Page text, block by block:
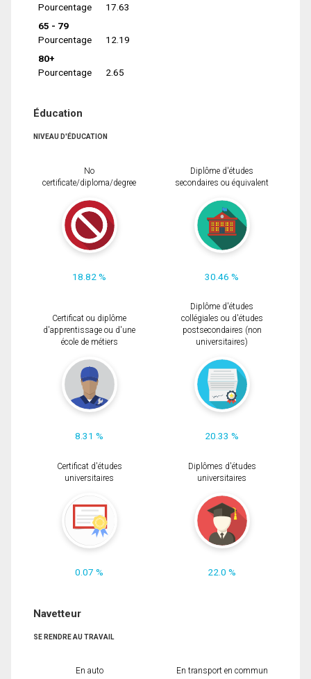
Pourcentage
17.63
65 - 79
Pourcentage
12.19
80+
Pourcentage
2.65
Éducation
NIVEAU D'ÉDUCATION
No
certificate/diploma/degree
18.82 %
Diplôme d'études
secondaires ou équivalent
30.46 %
Certificat ou diplôme
d'apprentissage ou d'une
école de métiers
8.31 %
Diplôme d'études
collégiales ou d'études
postsecondaires (non
universitaires)
20.33 %
Certificat d'études
universitaires
0.07 %
Diplômes d'études
universitaires
22.0 %
Navetteur
SE RENDRE AU TRAVAIL
En auto En transport en commun